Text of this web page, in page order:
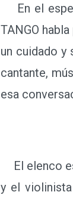
En el
TANGO
un cuidado y
cantante,
esa
El elenco
y el